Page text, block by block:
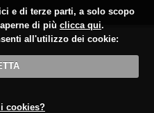
e di terze parti, a solo scopo
di più clicca qui.
all'utilizzo dei cookie:
cookies?